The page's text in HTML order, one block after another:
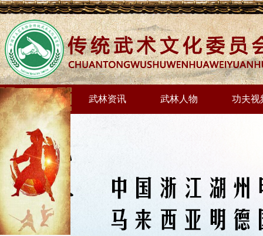
网站首页 武林资讯 武林人物 功夫视